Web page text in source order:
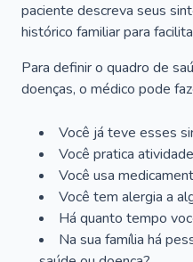
paciente descreva seus
histórico familiar para
Para definir o quadro de
doenças, o médico pode
Você já teve esses
Você pratica
Você usa
Você tem alergia a
Há quanto tempo
Na sua família há